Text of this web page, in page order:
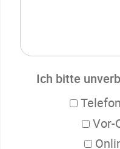
Ich bitte
Vor-